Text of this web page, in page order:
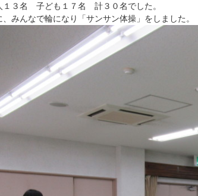
１３名 子ども１７名 計３０名でした。
、みんなで輪になり「サンサン体操」をしました。